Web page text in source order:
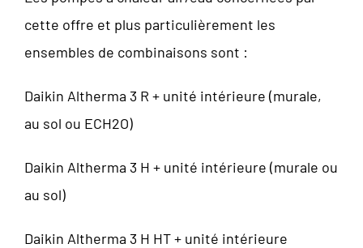
cette offre et plus particulièrement les
ensembles de combinaisons sont :
Daikin Altherma 3 R + unité intérieure (murale,
au sol ou ECH2O)
Daikin Altherma 3 H + unité intérieure (murale ou
au sol)
Daikin Altherma 3 H HT + unité intérieure